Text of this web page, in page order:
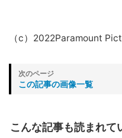
（c）2022Paramount
この記事の画像一覧
こんな記事も読まれて